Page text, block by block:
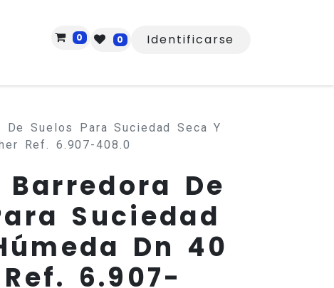
0 0 Identificarse
De Suelos Para Suciedad Seca Y
Ref. 6.907-408.0
De
Suciedad
Dn 40
6.907-